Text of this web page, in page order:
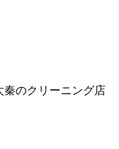
秦のクリーニング店